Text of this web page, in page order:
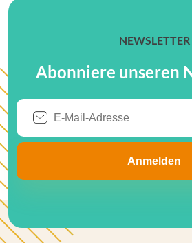
NEWSLETTER
Abonniere unseren